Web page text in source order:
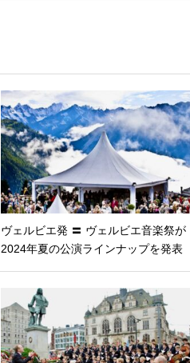
ヴェルビエ発 〓 ヴェルビエ音楽祭が
2024年夏の公演ラインナップを発表